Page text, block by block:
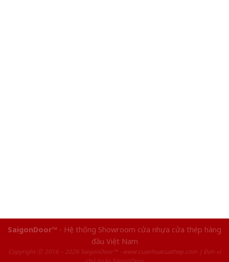
SaigonDoor™ - Hệ thống Showroom cửa nhựa cửa thép hàng
đầu Việt Nam
Copyright ⓒ 2016 – 2026 SaigonDoor™ - www.cuanhuacuathep.com | Đơn vị